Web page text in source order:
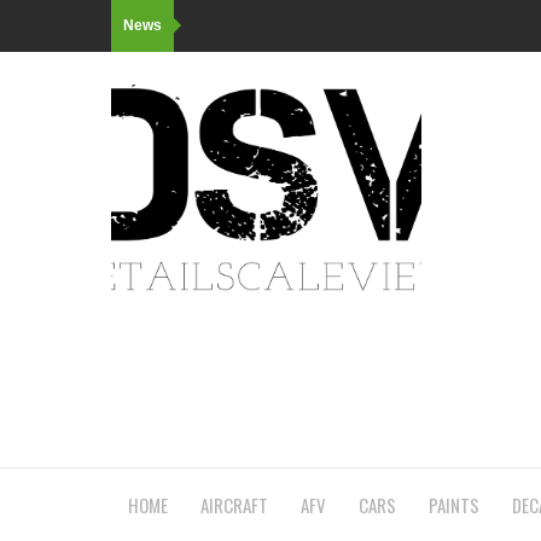
News
HOME AIRCRAFT AFV CARS PAINTS